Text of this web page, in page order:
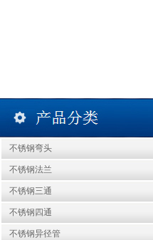
不锈钢弯头
不锈钢法兰
不锈钢三通
不锈钢四通
不锈钢异径管